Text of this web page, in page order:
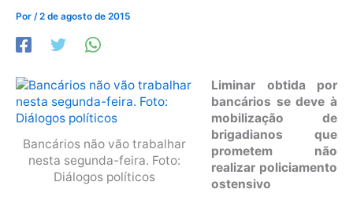
Por /2 de agosto de 2015
Bancários não vão trabalhar
nesta segunda-feira. Foto:
Diálogos políticos
Liminar obtida por
bancários se deve à
mobilização de
brigadianos que
prometem não
realizar policiamento
ostensivo